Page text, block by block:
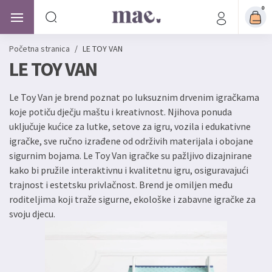
0
Početna stranica / LE TOY VAN
LE TOY VAN
Le Toy Van je brend poznat po luksuznim drvenim igračkama
koje potiču dječju maštu i kreativnost. Njihova ponuda
uključuje kućice za lutke, setove za igru, vozila i edukativne
igračke, sve ručno izrađene od održivih materijala i obojane
sigurnim bojama. Le Toy Van igračke su pažljivo dizajnirane
kako bi pružile interaktivnu i kvalitetnu igru, osiguravajući
trajnost i estetsku privlačnost. Brend je omiljen među
roditeljima koji traže sigurne, ekološke i zabavne igračke za
svoju djecu.